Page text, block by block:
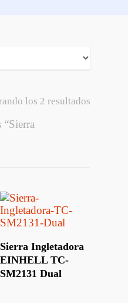
los 2 resultados
“Sierra
Sierra Ingletadora
EINHELL TC-
SM2131 Dual